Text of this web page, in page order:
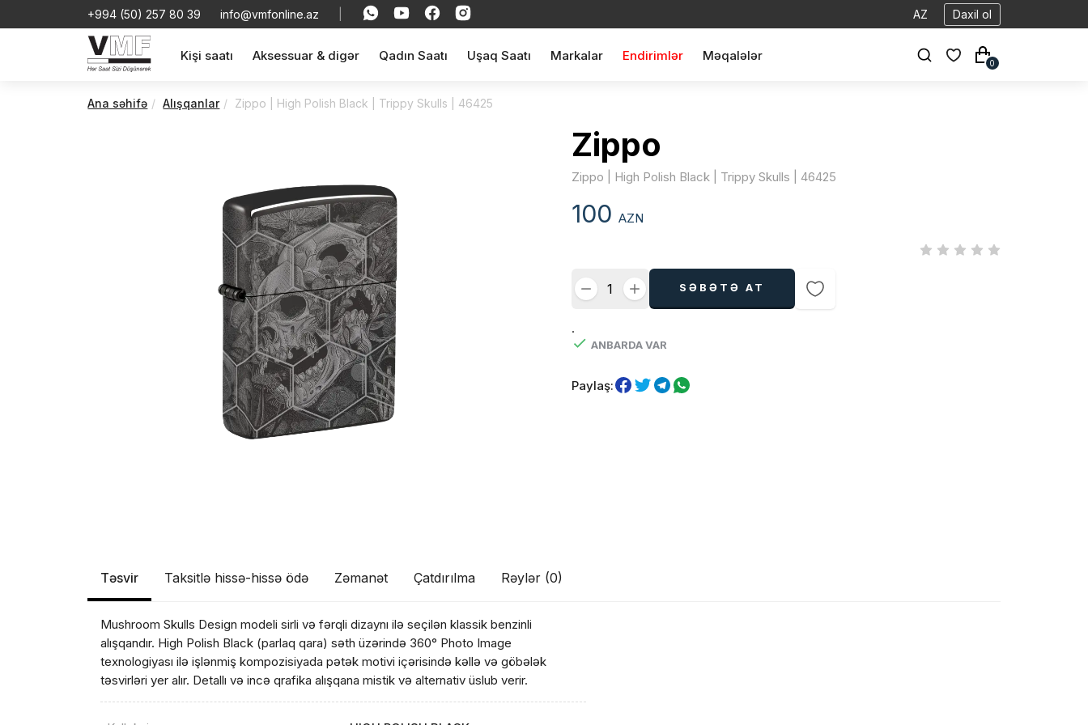
+994 (50) 257 80 39 info@vmfonline.az AZ Daxil ol
Kişi saatı Aksessuar & digər Qadın Saatı Uşaq Saatı Markalar Endirimlər Məqalələr
0
Ana səhifə Alışqanlar Zippo | High Polish Black | Trippy Skulls | 46425
Zippo
Zippo | High Polish Black | Trippy Skulls | 46425
100 AZN
SƏBƏTƏ AT
.
ANBARDA VAR
Paylaş:
Təsvir Taksitlə hissə-hissə ödə Zəmanət Çatdırılma Rəylər (0)
Mushroom Skulls Design modeli sirli və fərqli dizaynı ilə seçilən klassik benzinli
alışqandır. High Polish Black (parlaq qara) səth üzərində 360° Photo Image
texnologiyası ilə işlənmiş kompozisiyada pətək motivi içərisində kəllə və göbələk
təsvirləri yer alır. Detallı və incə qrafika alışqana mistik və alternativ üslub verir.
Məhsul(lar) səbətə əlavə edildi